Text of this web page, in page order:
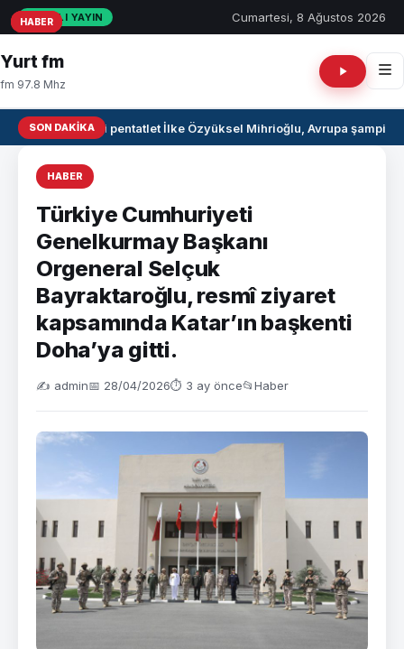
CANLI YAYIN Cumartesi, 8 Ağustos 2026
Yurt fm
fm 97.8 Mhz
SON DAKIKAMilli pentatlet İlke Özyüksel Mihrioğlu, Avrupa
HABER
Türkiye Cumhuriyeti
Genelkurmay Başkanı
Orgeneral Selçuk
Bayraktaroğlu, resmî ziyaret
kapsamında Katar’ın başkenti
Doha’ya gitti.
✍️ admin📅 28/04/2026⏱ 3 ay önce📂Haber
HABER
HABER
HABER